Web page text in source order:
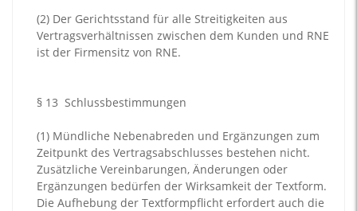
(2) Der Gerichtsstand für alle Streitigkeiten aus
Vertragsverhältnissen zwischen dem Kunden und RNE
ist der Firmensitz von RNE.
§ 13 Schlussbestimmungen
(1) Mündliche Nebenabreden und Ergänzungen zum
Zeitpunkt des Vertragsabschlusses bestehen nicht.
Zusätzliche Vereinbarungen, Änderungen oder
Ergänzungen bedürfen der Wirksamkeit der Textform.
Die Aufhebung der Textformpflicht erfordert auch die